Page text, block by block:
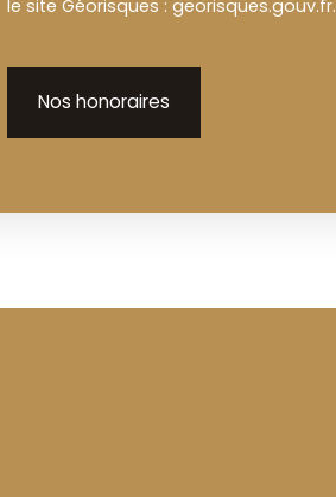
le site Géorisques : georisques.gouv.fr.
Nos honoraires